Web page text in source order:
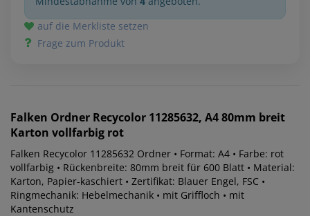
auf die Merkliste setzen
Frage zum Produkt
Falken Ordner Recycolor 11285632, A4 80mm breit
Karton vollfarbig rot
Falken Recycolor 11285632 Ordner • Format: A4 • Farbe: rot
vollfarbig • Rückenbreite: 80mm breit für 600 Blatt • Material:
Karton, Papier-kaschiert • Zertifikat: Blauer Engel, FSC •
Ringmechanik: Hebelmechanik • mit Griffloch • mit
Kantenschutz